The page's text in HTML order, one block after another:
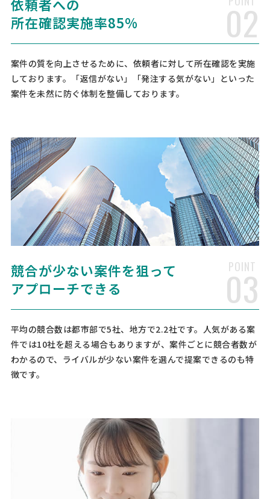
02
依頼者への
所在確認実施率85%
案件の質を向上させるために、依頼者に対して所在確認を実施
しております。「返信がない」「発注する気がない」といった
案件を未然に防ぐ体制を整備しております。
POINT
03
競合が少ない案件を狙って
アプローチできる
平均の競合数は都市部で5社、地方で2.2社です。人気がある案
件では10社を超える場合もありますが、案件ごとに競合者数が
わかるので、ライバルが少ない案件を選んで提案できるのも特
徴です。
司法書士への相談・問合せ
総額予算 相談して決めたい 依頼地域 千葉県
[相談の種類] 不動産登記 [事業の場合選択] [対応スピード] 近いうち
[相談内容] 中古物件の購入にあたり、不動産登記の手続きを依頼させ
司法書士への相談・問合せ
司法書士 > 司法書士
総額予算 相談して決めたい 依頼地域 大阪府
[相談の種類] 不動産登記 [事業の場合選択] [対応スピード] 近いうち
[相談内容] 父親が先月なくなり、現在住んでいる二世帯住宅におい
て、土地が父親名義・建物については、私が2/5，妻が2/5，父親が1/5
の所有となっております。相続人は、私1人のみ …
司法書士への相談・問合せ
[相談の種類] 不動産登記 [事業の場合選択] [対応スピード] 近いうち
[相談内容] 居住用の中古マンションの購入にあたり、所有権移転登記
をお願いできる司法書士を探しております。 住宅ローンを利用予定で
すが、銀行より「抵当権設定登記は銀行側指定 …
司法書士 > 司法書士
相談して決めたい
(08/10まで)
[相談の種類] 不動産登記 [事業の場合選択] [対応スピード] 近いうち
[相談内容] 【下記は、運営側で確認とれました追加情報となります】